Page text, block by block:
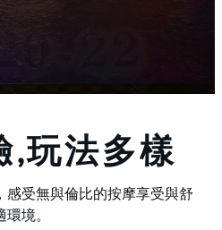
,玩法多樣
受無與倫比的按摩享受與舒
環境。